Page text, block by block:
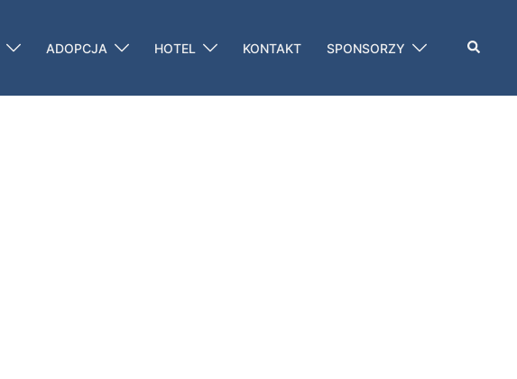
ADOPCJA HOTEL KONTAKT SPONSORZY Szukaj